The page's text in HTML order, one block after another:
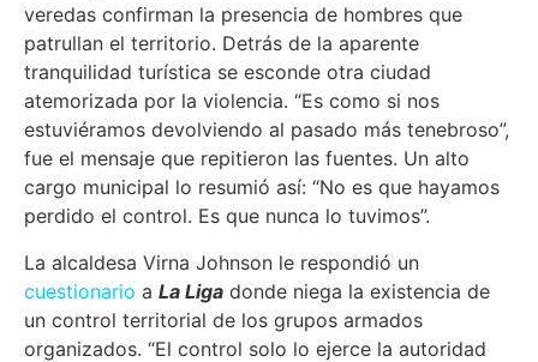
veredas confirman la presencia de hombres que
patrullan el territorio. Detrás de la aparente
tranquilidad turística se esconde otra ciudad
atemorizada por la violencia. “Es como si nos
estuviéramos devolviendo al pasado más tenebroso”,
fue el mensaje que repitieron las fuentes. Un alto
cargo municipal lo resumió así: “No es que hayamos
perdido el control. Es que nunca lo tuvimos”.
La alcaldesa Virna Johnson le respondió un
cuestionario a La Liga donde niega la existencia de
un control territorial de los grupos armados
organizados. “El control solo lo ejerce la autoridad